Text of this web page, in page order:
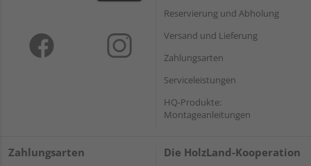
Reservierung und Abholung
Versand und Lieferung
Zahlungsarten
Serviceleistungen
HQ-Produkte:
Montageanleitungen
Zahlungsarten Die HolzLand-Kooperation